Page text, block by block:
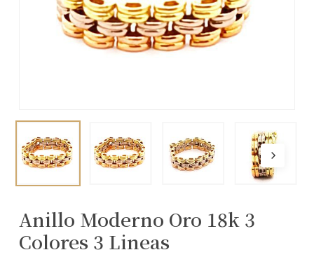
Anillo Moderno Oro 18k 3
Colores 3 Lineas